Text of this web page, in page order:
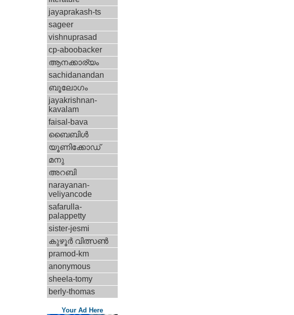
jayaprakash-ts
sageer
vishnuprasad
cp-aboobacker
ആനക്കാര്യം
sachidanandan
ബൂലോഗം
jayakrishnan-
kavalam
faisal-bava
ബൈബിള്‍
യൂണിക്കോഡ്
മനു
അറബി
narayanan-
veliyancode
safarulla-
palappetty
sister-jesmi
കുഴൂര്‍ വിത്സണ്‍
pramod-km
anonymous
sheela-tomy
berly-thomas
Your Ad Here